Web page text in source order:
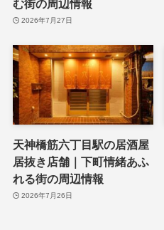
む街の周辺情報
2026年7月27日
天神橋筋六丁目駅の居酒屋
居抜き店舗｜下町情緒あふ
れる街の周辺情報
2026年7月26日